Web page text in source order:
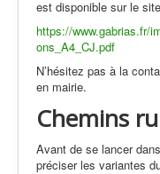
est disponible sur le
https://www.gabrias.fr/
ons_A4_CJ.pdf
N’hésitez pas à la
en mairie.
Chemins
Avant de se lancer
préciser les variantes